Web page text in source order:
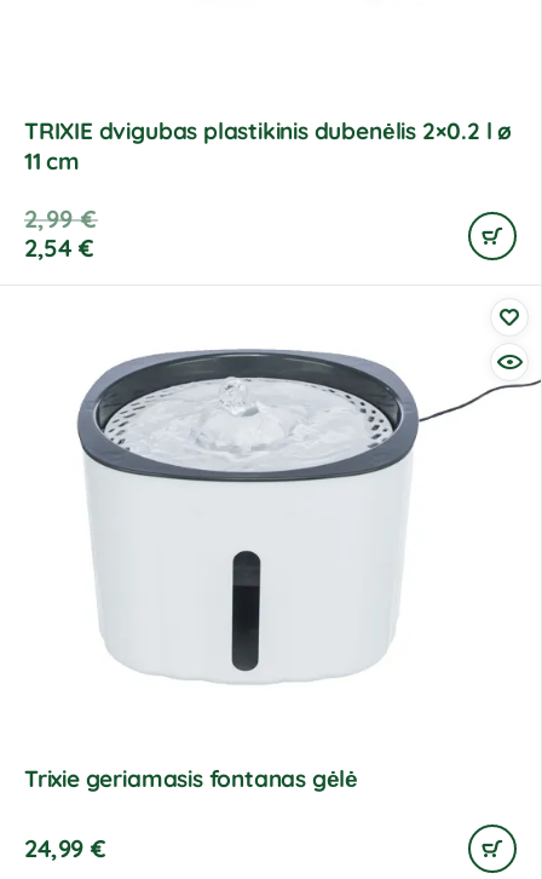
TRIXIE dvigubas plastikinis dubenėlis 2×0.2 l ø
11 cm
2,99€
2,54 €
Trixie geriamasis fontanas gėlė
24,99 €